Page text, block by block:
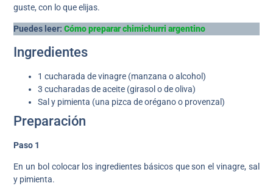
guste, con lo que elijas.
Puedes leer:Cómo preparar chimichurri argentino
Ingredientes
1 cucharada de vinagre (manzana o alcohol)
3 cucharadas de aceite (girasol o de oliva)
Sal y pimienta (una pizca de orégano o provenzal)
Preparación
Paso 1
En un bol colocar los ingredientes básicos que son el vinagre, sal
y pimienta.